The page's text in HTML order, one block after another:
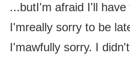
...butI'm afraid I'll
I'mreally sorry to be
I'mawfully sorry. I